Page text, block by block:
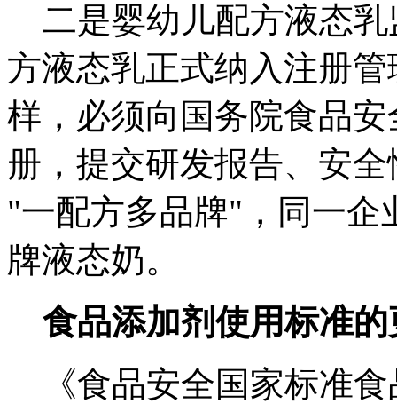
二是婴幼儿配方液态乳
方液态乳正式纳入注册
样，必须向国务院食品
册，提交研发报告、安
"一配方多品牌"，同一企
牌液态奶。
食品添加剂使用标准的
《食品安全国家标准食